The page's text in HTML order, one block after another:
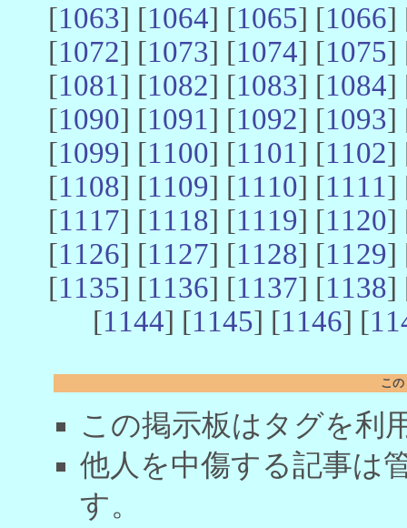
[1063] [1064] [1065] [1066]
[1072] [1073] [1074] [1075]
[1081] [1082] [1083] [1084]
[1090] [1091] [1092] [1093]
[1099] [1100] [1101] [1102]
[1108] [1109] [1110] [1111]
[1117] [1118] [1119] [1120]
[1126] [1127] [1128] [1129]
[1135] [1136] [1137] [1138]
[1144] [1145] [1146] [
こ
この掲示板はタグを利
他人を中傷する記事は
す。